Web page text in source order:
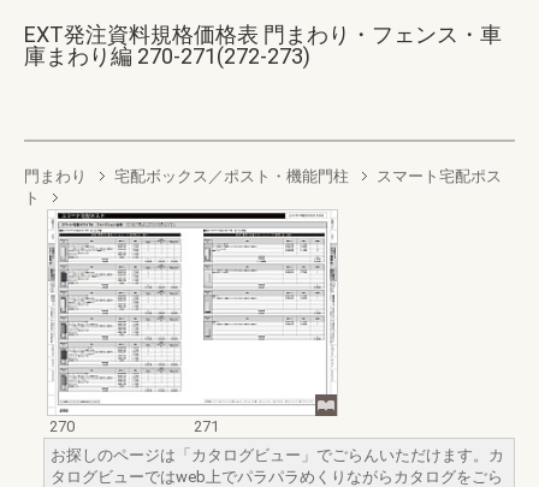
EXT発注資料規格価格表 門まわり・フェンス・車
庫まわり編 270-271(272-273)
門まわり 宅配ボックス／ポスト・機能門柱
スマート宅配ポス
ト
270
271
お探しのページは「カタログビュー」でごらんいただけます。カ
タログビューではweb上でパラパラめくりながらカタログをごら